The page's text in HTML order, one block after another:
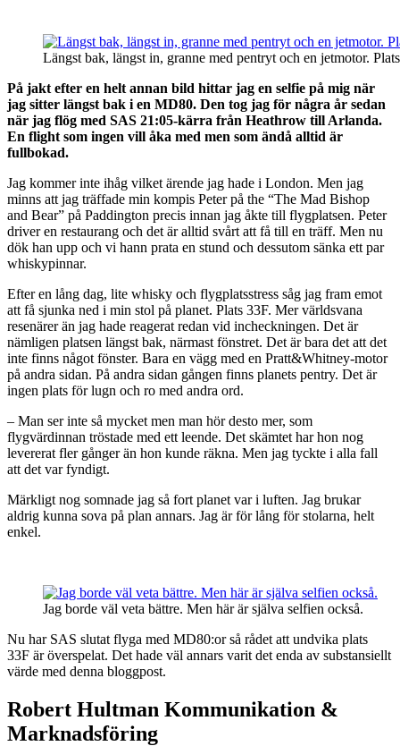
Längst bak, längst in, granne med pentryt och en jetmotor.
På jakt efter en helt annan bild hittar jag en selfie på mig när
jag sitter längst bak i en MD80. Den tog jag för några år sedan
när jag flög med SAS 21:05-kärra från Heathrow till Arlanda.
En flight som ingen vill åka med men som ändå alltid är
fullbokad.
Jag kommer inte ihåg vilket ärende jag hade i London. Men jag
minns att jag träffade min kompis Peter på the “The Mad Bishop
and Bear” på Paddington precis innan jag åkte till flygplatsen. Peter
driver en restaurang och det är alltid svårt att få till en träff. Men nu
dök han upp och vi hann prata en stund och dessutom sänka ett par
whiskypinnar.
Efter en lång dag, lite whisky och flygplatsstress såg jag fram emot
att få sjunka ned i min stol på planet. Plats 33F. Mer världsvana
resenärer än jag hade reagerat redan vid incheckningen. Det är
nämligen platsen längst bak, närmast fönstret. Det är bara det att det
inte finns något fönster. Bara en vägg med en Pratt&Whitney-motor
på andra sidan. På andra sidan gången finns planets pentry. Det är
ingen plats för lugn och ro med andra ord.
– Man ser inte så mycket men man hör desto mer, som
flygvärdinnan tröstade med ett leende. Det skämtet har hon nog
levererat fler gånger än hon kunde räkna. Men jag tyckte i alla fall
att det var fyndigt.
Märkligt nog somnade jag så fort planet var i luften. Jag brukar
aldrig kunna sova på plan annars. Jag är för lång för stolarna, helt
enkel.
Jag borde väl veta bättre. Men här är själva selfien också.
Nu har SAS slutat flyga med MD80:or så rådet att undvika plats
33F är överspelat. Det hade väl annars varit det enda av substansiellt
värde med denna bloggpost.
Robert Hultman Kommunikation &
Marknadsföring